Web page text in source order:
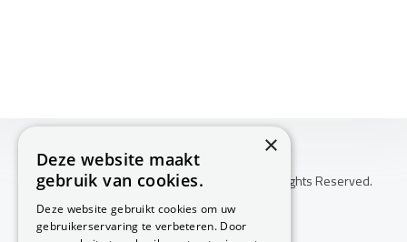
Copyright © 2026 Huis Voor Gezondheid. All Rights Reserved.
Klachtenprocedure
×
Deze website maakt
gebruik van cookies.
Deze website gebruikt cookies om uw
gebruikerservaring te verbeteren. Door